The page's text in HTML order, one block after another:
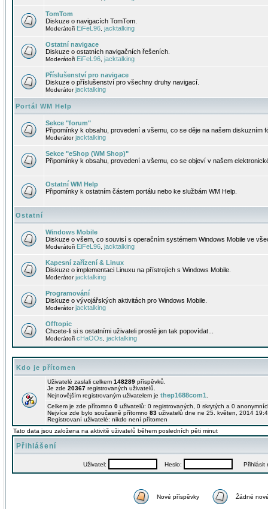
TomTom
Diskuze o navigacích TomTom.
Moderátoři EiFeL96 jacktalking
Ostatní navigace
Diskuze o ostatních navigačních řešeních.
Moderátoři EiFeL96 jacktalking
Příslušenství pro navigace
Diskuze o příslušenství pro všechny druhy navigací.
Moderátorjacktalking
Portál WM Help
Sekce "forum"
Připomínky k obsahu, provedení a všemu, co se děje na našem diskuzním
Moderátorjacktalking
Sekce "eShop (WM Shop)"
Připomínky k obsahu, provedení a všemu, co se objeví v našem
Ostatní WM Help
Připomínky k ostatním částem portálu nebo ke službám WM Help.
Ostatní
Windows Mobile
Diskuze o všem, co souvisí s operačním systémem Windows Mobile ve
Moderátoři EiFeL96 jacktalking
Kapesní zařízení & Linux
Diskuze o implementaci Linuxu na přístrojích s Windows Mobile.
Moderátorjacktalking
Programování
Diskuze o vývojářských aktivitách pro Windows Mobile.
Moderátorjacktalking
Offtopic
Chcete-li si s ostatními uživateli prostě jen tak popovídat...
Moderátoři cHaOOs jacktalking
Kdo je přítomen
Uživatelé zaslali celkem 148289 příspěvků.
Je zde 20367 registrovaných uživatelů.
Nejnovějším registrovaným uživatelem je thep1688com1
Celkem je zde přítomno 0 uživatelů: 0 registrovaných, 0 skrytých a 0
Nejvíce zde bylo současně přítomno 83 uživatelů dne ne 25. květen, 2014
Registrovaní uživatelé: nikdo není přítomen
Tato data jsou založena na aktivitě uživatelů během posledních pěti minut
Přihlášení
Uživatel: Heslo: Přihlásit
Nové příspěvky Žádné